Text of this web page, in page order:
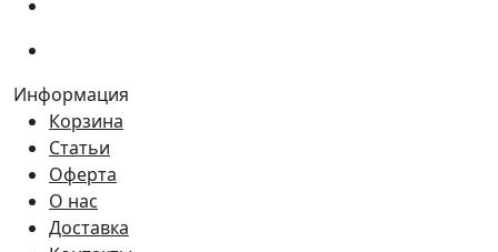
Информация
Корзина
Статьи
Оферта
О нас
Доставка